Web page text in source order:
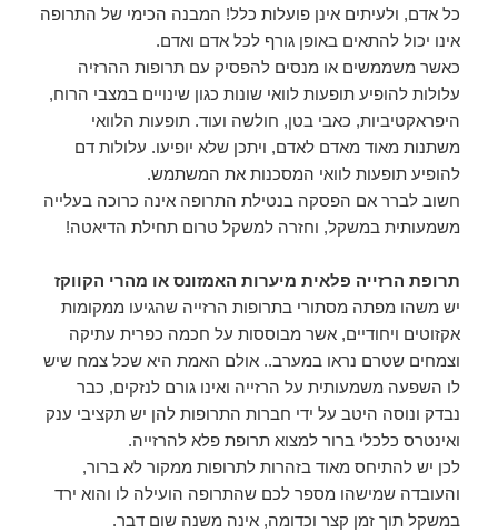
כל אדם, ולעיתים אינן פועלות כלל! המבנה הכימי של התרופה
אינו יכול להתאים באופן גורף לכל אדם ואדם.
כאשר משממשים או מנסים להפסיק עם תרופות ההרזיה
עלולות להופיע תופעות לוואי שונות כגון שינויים במצבי הרוח,
היפראקטיביות, כאבי בטן, חולשה ועוד. תופעות הלוואי
משתנות מאוד מאדם לאדם, ויתכן שלא יופיעו. עלולות דם
להופיע תופעות לוואי המסכנות את המשתמש.
חשוב לברר אם הפסקה בנטילת התרופה אינה כרוכה בעלייה
משמעותית במשקל, וחזרה למשקל טרום תחילת הדיאטה!
תרופת הרזייה פלאית מיערות האמזונס או מהרי הקווקז
יש משהו מפתה מסתורי בתרופות הרזייה שהגיעו ממקומות
אקזוטים ויחודיים, אשר מבוססות על חכמה כפרית עתיקה
וצמחים שטרם נראו במערב.. אולם האמת היא שכל צמח שיש
לו השפעה משמעותית על הרזייה ואינו גורם לנזקים, כבר
נבדק ונוסה היטב על ידי חברות התרופות להן יש תקציבי ענק
ואינטרס כלכלי ברור למצוא תרופת פלא להרזייה.
לכן יש להתיחס מאוד בזהרות לתרופות ממקור לא ברור,
והעובדה שמישהו מספר לכם שהתרופה הועילה לו והוא ירד
במשקל תוך זמן קצר וכדומה, אינה משנה שום דבר.